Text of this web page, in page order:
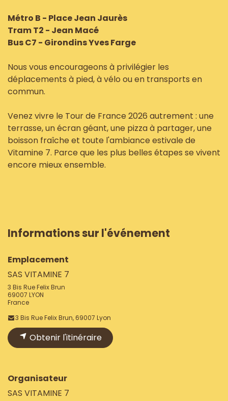
Métro B - Place Jean Jaurès
Tram T2 - Jean Macé
Bus C7 - Girondins Yves Farge
Nous vous encourageons à privilégier les
déplacements à pied, à vélo ou en transports en
commun.
Venez vivre le Tour de France 2026 autrement : une
terrasse, un écran géant, une pizza à partager, une
boisson fraîche et toute l'ambiance estivale de
Vitamine 7. Parce que les plus belles étapes se vivent
encore mieux ensemble.
Informations sur l'événement
Emplacement
SAS VITAMINE 7
3 Bis Rue Felix Brun
69007 LYON
France
3 Bis Rue Felix Brun, 69007 Lyon
Obtenir l'itinéraire
Organisateur
SAS VITAMINE 7